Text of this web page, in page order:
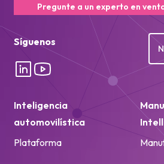
Pregunte a un experto en
Síguenos
Inteligencia
automovilística
Plataforma